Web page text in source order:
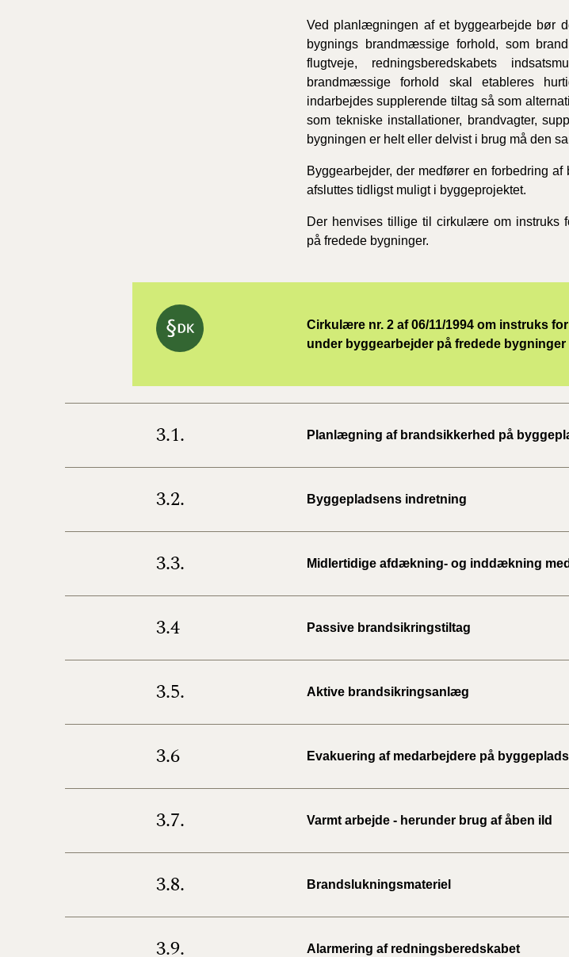
Ved planlægningen af et byggearbejde bør
bygnings brandmæssige forhold, som
flugtveje, redningsberedskabets
brandmæssige forhold skal etableres
indarbejdes supplerende tiltag så som
som tekniske installationer, brandvagter,
bygningen er helt eller delvist i brug må den
Byggearbejder, der medfører en forbedring
afsluttes tidligst muligt i byggeprojektet.
Der henvises tillige til cirkulære om instruks
på fredede bygninger.
Cirkulære nr. 2 af 06/11/1994 om instruks
under byggearbejder på fredede bygninger
3.1. Planlægning af brandsikkerhed på
3.2. Byggepladsens indretning
3.3. Midlertidige afdækning- og inddækning
3.4 Passive brandsikringstiltag
3.5. Aktive brandsikringsanlæg
3.6 Evakuering af medarbejdere på
3.7. Varmt arbejde - herunder brug af åben ild
3.8. Brandslukningsmateriel
3.9. Alarmering af redningsberedskabet